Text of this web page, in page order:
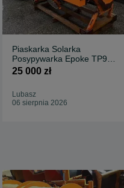
Piaskarka Solarka
Posypywarka Epoke TP9K
solanka film Schmidt WOM
25 000 zł
Lubasz
06 sierpnia 2026